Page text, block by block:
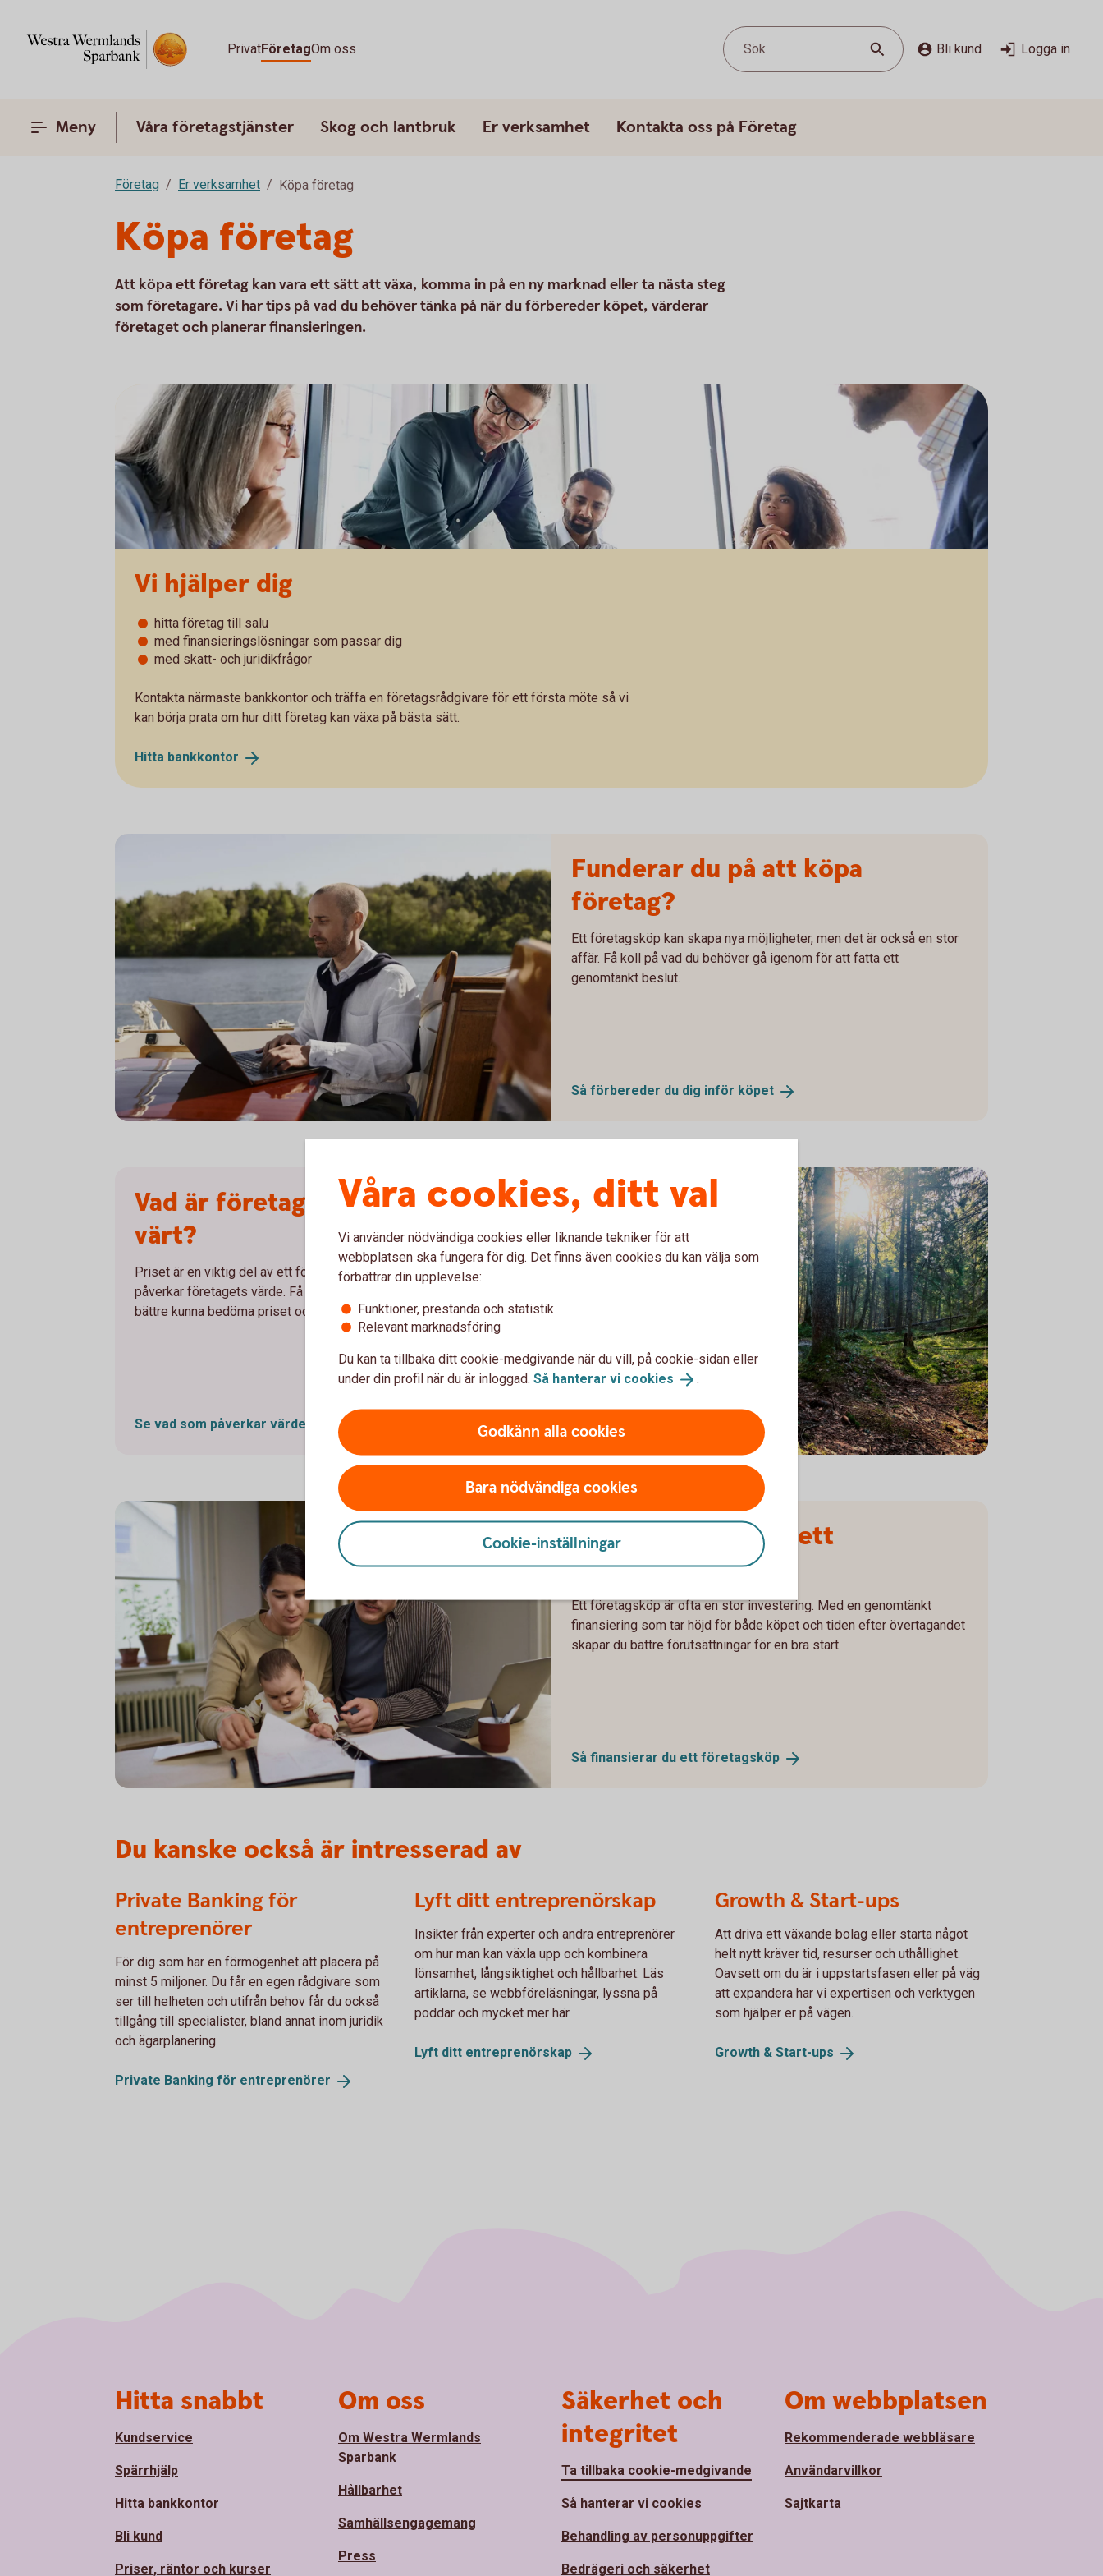
PrivatFöretagOm oss Sök Bli kund Logga in
Meny Våra företagstjänster Skog och lantbruk Er verksamhet Kontakta oss på Företag
Företag Er verksamhet Köpa företag
Köpa företag
Att köpa ett företag kan vara ett sätt att växa, komma in på en ny marknad eller ta nästa steg
som företagare. Vi har tips på vad du behöver tänka på när du förbereder köpet, värderar
företaget och planerar finansieringen.
Vi hjälper dig
hitta företag till salu
med finansieringslösningar som passar dig
med skatt- och juridikfrågor
Kontakta närmaste bankkontor och träffa en företagsrådgivare för ett första möte så vi
kan börja prata om hur ditt företag kan växa på bästa sätt.
Hitta bankkontor
Funderar du på att köpa
företag?
Ett företagsköp kan skapa nya möjligheter, men det är också en stor
affär. Få koll på vad du behöver gå igenom för att fatta ett
genomtänkt beslut.
Så förbereder du dig inför köpet
1962296467
Vad är företaget egentligen
värt?
Priset är en viktig del av ett företagsköp – men flera faktorer
påverkar företagets värde. Få koll på vad du behöver titta på för att
bättre kunna bedöma priset och affärens möjligheter.
Se vad som påverkar värdet
Hur finansierar du ett
företagsköp?
Ett företagsköp är ofta en stor investering. Med en genomtänkt
finansiering som tar höjd för både köpet och tiden efter övertagandet
skapar du bättre förutsättningar för en bra start.
Så finansierar du ett företagsköp
Du kanske också är intresserad av
Private Banking för
entreprenörer
För dig som har en förmögenhet att placera på
minst 5 miljoner. Du får en egen rådgivare som
ser till helheten och utifrån behov får du också
tillgång till specialister, bland annat inom juridik
och ägarplanering.
Private Banking för entreprenörer
Lyft ditt entreprenörskap
Insikter från experter och andra entreprenörer
om hur man kan växla upp och kombinera
lönsamhet, långsiktighet och hållbarhet. Läs
artiklarna, se webbföreläsningar, lyssna på
poddar och mycket mer här.
Lyft ditt entreprenörskap
Growth & Start-ups
Att driva ett växande bolag eller starta något
helt nytt kräver tid, resurser och uthållighet.
Oavsett om du är i uppstartsfasen eller på väg
att expandera har vi expertisen och verktygen
som hjälper er på vägen.
Growth & Start-ups
Våra cookies, ditt val
Vi använder nödvändiga cookies eller liknande tekniker för att
webbplatsen ska fungera för dig. Det finns även cookies du kan välja som
förbättrar din upplevelse:
Funktioner, prestanda och statistik
Relevant marknadsföring
Du kan ta tillbaka ditt cookie-medgivande när du vill, på cookie-sidan eller
under din profil när du är inloggad. Så hanterar vi cookies .
Godkänn alla cookies
Bara nödvändiga cookies
Cookie-inställningar
Hitta snabbt
Kundservice
Spärrhjälp
Hitta bankkontor
Bli kund
Priser, räntor och kurser
Om oss
Om Westra Wermlands
Sparbank
Hållbarhet
Samhällsengagemang
Press
Säkerhet och
integritet
Ta tillbaka cookie-medgivande
Så hanterar vi cookies
Behandling av personuppgifter
Bedrägeri och säkerhet
Om webbplatsen
Rekommenderade webbläsare
Användarvillkor
Sajtkarta